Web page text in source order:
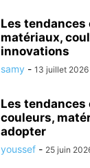
Les
matériaux,
innovations
samy - 13 juillet 2026
Les
couleurs,
adopter
youssef - 25 juin